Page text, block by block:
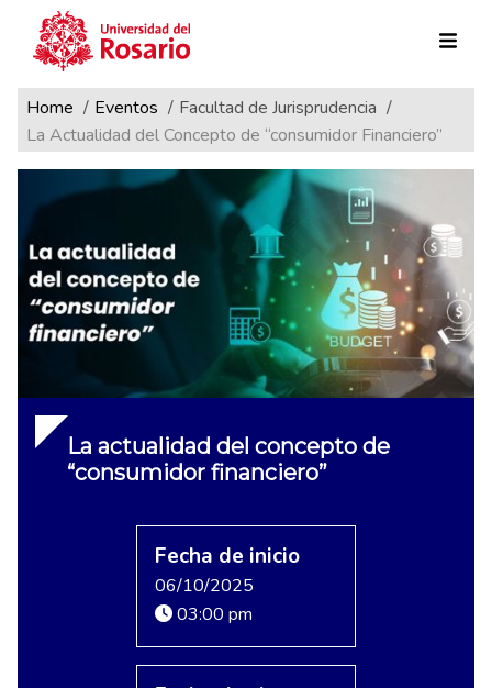
Pasar al contenido principal
Ruta de navegación
Home Eventos
Facultad de Jurisprudencia
La Actualidad del Concepto de “consumidor Financiero”
La actualidad del concepto de
“consumidor financiero”
Fecha de inicio
06/10/2025
03:00 pm